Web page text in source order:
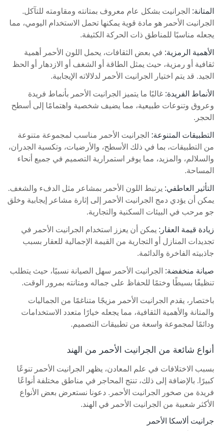
المتانة: الجرانيت بشكل عام معروف بمتانته ومقاومته للتآكل.
الجرانيت الأحمر هو مادة قوية يمكنها تحمل الاستخدام اليومي، مما
يجعله مناسبًا للمناطق ذات الحركة الكثيفة.
الأهمية الرمزية: في بعض الثقافات، يحمل اللون الأحمر أهمية
ثقافية أو رمزية، حيث يمثل الطاقة أو الشغف أو الازدهار أو الحظ
الجيد. قد يتم اختيار الجرانيت الأحمر لدلالاته الإيجابية.
الأنماط الفريدة: غالبًا ما يتميز الجرانيت الأحمر بأنماط فريدة
وعروق وتنوعات طبيعية، مما يضيف شخصية واهتمامًا إلى أسطح
الحجر.
التطبيقات المتنوعة: الجرانيت الأحمر مناسب لمجموعة متنوعة
من التطبيقات، بما في ذلك الأسطح، والأرضيات، وتكسية الجدران،
والسلالم، والمزيد، مما يوفر استمرارية التصميم في جميع أنحاء
المساحة.
التأثير العاطفي: يرتبط اللون الأحمر بمشاعر مثل الدفء والشغف.
يمكن أن يؤدي دمج الجرانيت الأحمر إلى إثارة مشاعر إيجابية وخلق
جو مرحب في البيئات السكنية والتجارية.
زيادة قيمة العقار: يمكن أن يعزز استخدام الجرانيت الأحمر في
تجديدات المنازل أو التجارية من القيمة الإجمالية للعقار بسبب
جاذبيته الفاخرة والدائمة.
صيانة منخفضة: الجرانيت الأحمر سهل الصيانة نسبيًا، حيث يتطلب
تنظيفًا بسيطًا وختمًا للحفاظ على جماله ومتانته بمرور الوقت.
باختصار، يقدم الجرانيت الأحمر مزيجًا متناغمًا من الجماليات
والمتانة والأهمية الثقافية، مما يجعله خيارًا متعدد الاستخدامات
ودائمًا لمجموعة واسعة من تطبيقات التصميم.
أنواع شائعة من الجرانيت الأحمر من الهند
بسبب الاختلافات في علم المعادن، يظهر الجرانيت الأحمر تنوعًا
كبيرًا. بالإضافة إلى ذلك، تنتج المحاجر في مناطق مختلفة أنواعًا
فريدة من صخور الجرانيت الأحمر. دعونا نستعرض بعض الأنواع
الأكثر شعبية من الجرانيت الأحمر في الهند.
جرانيت ألاسكا الأحمر